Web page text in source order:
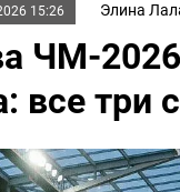
15:26 Элина
ЧМ-
все три